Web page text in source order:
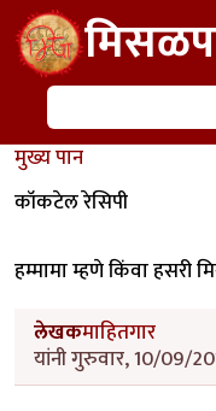
Skip to main content
शोध
मुख्य पान
कॉकटेल रेसिपी
हम्मामा म्हणे किंवा हसरी
लेखकमाहितगार
यांनी गुरुवार, 10/09/